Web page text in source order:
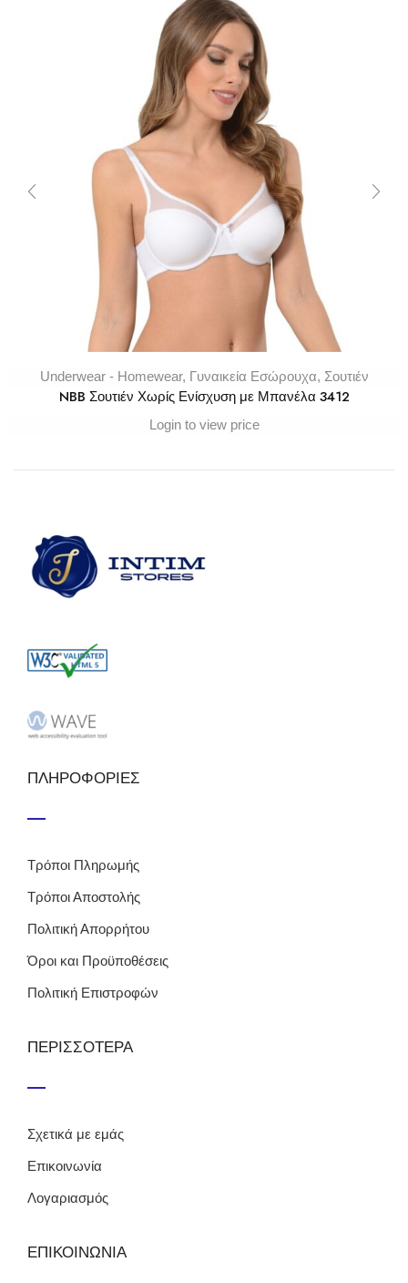
Underwear - Homewear, Γυναικεία Εσώρουχα, Σουτιέν
NBB Σουτιέν Χωρίς Ενίσχυση με Μπανέλα 3412
Login to view price
ΠΛΗΡΟΦΟΡΙΕΣ
Τρόποι Πληρωμής
Τρόποι Αποστολής
Πολιτική Απορρήτου
Όροι και Προϋποθέσεις
Πολιτική Επιστροφών
ΠΕΡΙΣΣΟΤΕΡΑ
Σχετικά με εμάς
Επικοινωνία
Λογαριασμός
ΕΠΙΚΟΙΝΩΝΙΑ